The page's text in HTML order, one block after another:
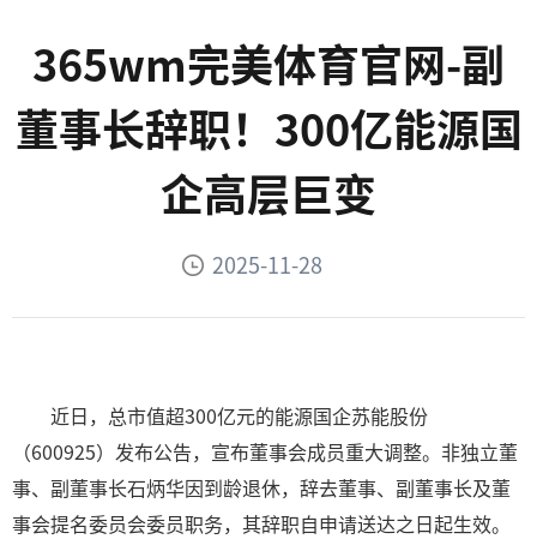
365wm完美体育官网-副
董事长辞职！300亿能源国
企高层巨变
2025-11-28
近日，总市值超300亿元的能源国企苏能股份
（600925）发布公告，宣布董事会成员重大调整。非独立董
事、副董事长石炳华因到龄退休，辞去董事、副董事长及董
事会提名委员会委员职务，其辞职自申请送达之日起生效。